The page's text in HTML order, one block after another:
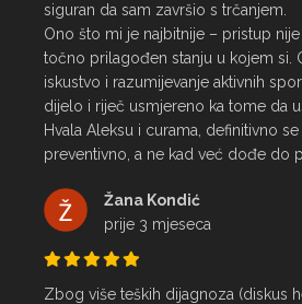
siguran da sam završio s trčanjem.
Ono što mi je najbitnije – pristup
točno prilagođen stanju u kojem si.
iskustvo i razumijevanje aktivnih
dijelo i riječ usmjereno ka tome da
Hvala Aleksu i curama, definitivno
preventivno, a ne kad već dođe do
Žana Kondić
prije 3 mjeseca
Zbog više teških dijagnoza (diskus